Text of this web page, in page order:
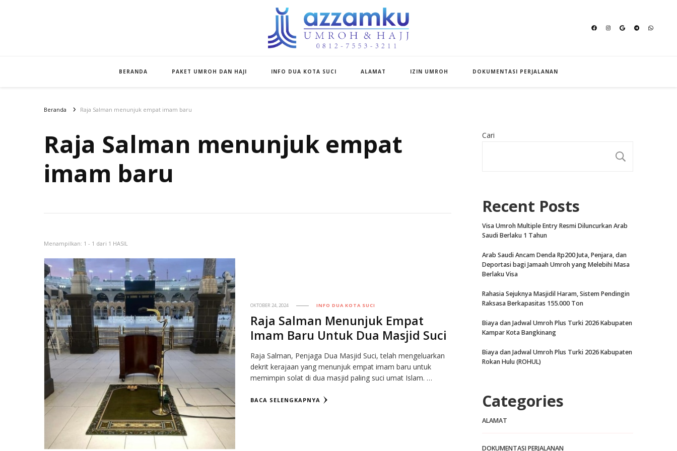
BERANDA PAKET UMROH DAN HAJI INFO DUA KOTA SUCI ALAMAT IZIN UMROH DOKUMENTASI PERJALANAN
Beranda Raja Salman menunjuk empat imam baru
Raja Salman menunjuk empat
imam baru
Menampilkan: 1 - 1 dari 1 HASIL
OKTOBER 24, 2024 INFO DUA KOTA SUCI
Raja Salman Menunjuk Empat
Imam Baru Untuk Dua Masjid Suci
Raja Salman, Penjaga Dua Masjid Suci, telah mengeluarkan
dekrit kerajaan yang menunjuk empat imam baru untuk
memimpin solat di dua masjid paling suci umat Islam. …
BACA SELENGKAPNYA
Cari
Recent Posts
Visa Umroh Multiple Entry Resmi Diluncurkan Arab
Saudi Berlaku 1 Tahun
Arab Saudi Ancam Denda Rp200 Juta, Penjara, dan
Deportasi bagi Jamaah Umroh yang Melebihi Masa
Berlaku Visa
Rahasia Sejuknya Masjidil Haram, Sistem Pendingin
Raksasa Berkapasitas 155.000 Ton
Biaya dan Jadwal Umroh Plus Turki 2026 Kabupaten
Kampar Kota Bangkinang
Biaya dan Jadwal Umroh Plus Turki 2026 Kabupaten
Rokan Hulu (ROHUL)
Categories
ALAMAT
DOKUMENTASI PERJALANAN